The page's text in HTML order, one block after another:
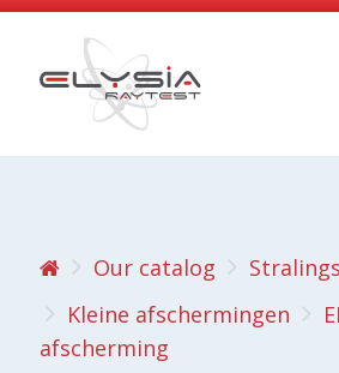
Our catalog
Kleine afschermingen
afscherming